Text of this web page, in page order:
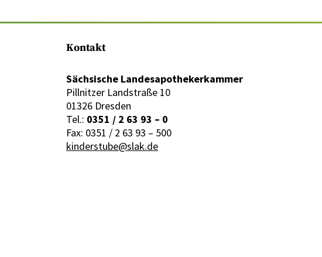
Kontakt
Sächsische Landesapothekerkammer
Pillnitzer Landstraße 10
01326 Dresden
Tel.: 0351 / 2 63 93 – 0
Fax: 0351 / 2 63 93 – 500
kinderstube@slak.de